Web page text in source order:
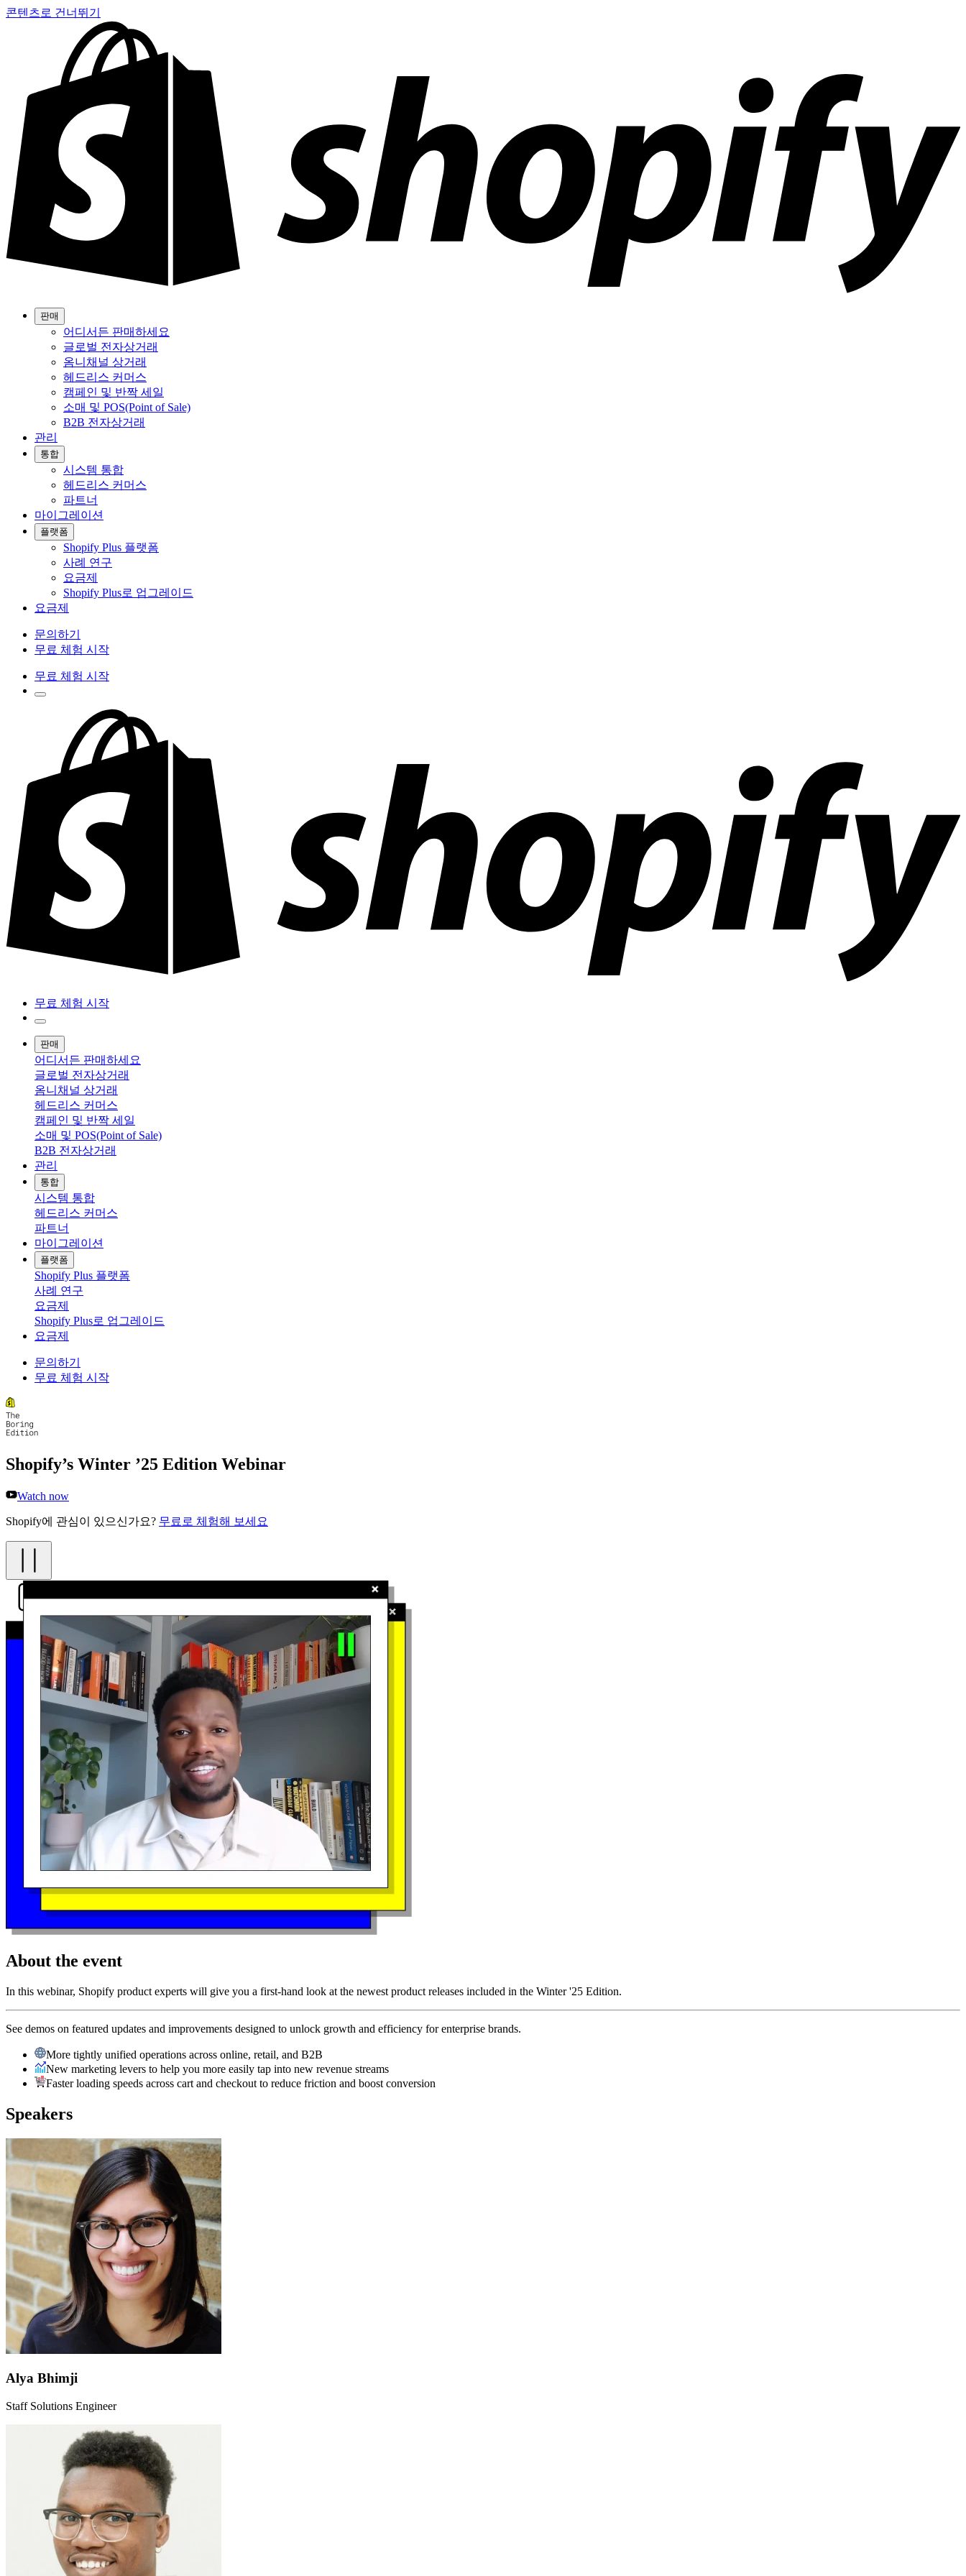
콘텐츠로 건너뛰기
판매
어디서든 판매하세요
글로벌 전자상거래
옴니채널 상거래
헤드리스 커머스
캠페인 및 반짝 세일
소매 및 POS(Point of Sale)
B2B 전자상거래
관리
통합
시스템 통합
헤드리스 커머스
파트너
마이그레이션
플랫폼
Shopify Plus 플랫폼
사례 연구
요금제
Shopify Plus로 업그레이드
요금제
문의하기
무료 체험 시작
무료 체험 시작
무료 체험 시작
판매
어디서든 판매하세요
글로벌 전자상거래
옴니채널 상거래
헤드리스 커머스
캠페인 및 반짝 세일
소매 및 POS(Point of Sale)
B2B 전자상거래
관리
통합
시스템 통합
헤드리스 커머스
파트너
마이그레이션
플랫폼
Shopify Plus 플랫폼
사례 연구
요금제
Shopify Plus로 업그레이드
요금제
문의하기
무료 체험 시작
Shopify’s Winter ’25 Edition Webinar
Watch now
Shopify에 관심이 있으신가요? 무료로 체험해 보세요
About the event
In this webinar, Shopify product experts will give you a first-hand look at the newest product releases included in the Winter '25 Edition.
See demos on featured updates and improvements designed to unlock growth and efficiency for enterprise brands.
More tightly unified operations across online, retail, and B2B
New marketing levers to help you more easily tap into new revenue streams
Faster loading speeds across cart and checkout to reduce friction and boost conversion
Speakers
Alya Bhimji
Staff Solutions Engineer